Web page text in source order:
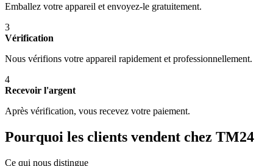
Emballez votre appareil et envoyez-le gratuitement.
3
Vérification
Nous vérifions votre appareil rapidement et professionnellement.
4
Recevoir l'argent
Après vérification, vous recevez votre paiement.
Pourquoi les clients vendent chez TM24
Ce qui nous distingue